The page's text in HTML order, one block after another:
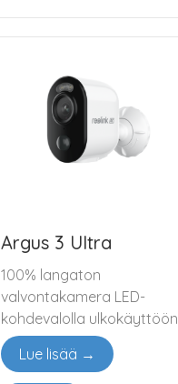
Argus 3 Ultra
100% langaton
valvontakamera LED-
kohdevalolla ulkokäyttöön
Lue lisää →